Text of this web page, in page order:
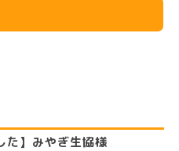
た】みやぎ生協様